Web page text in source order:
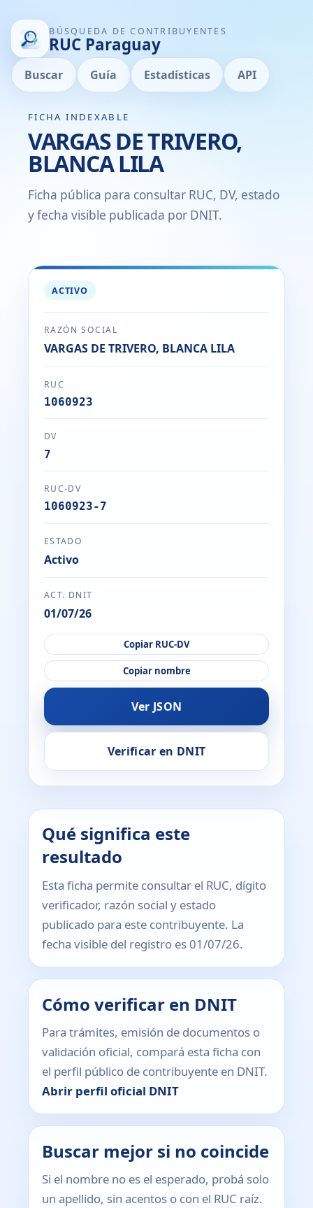
BÚSQUEDA DE CONTRIBUYENTES
RUC Paraguay
Buscar Guía Estadísticas API
FICHA INDEXABLE
VARGAS DE TRIVERO,
BLANCA LILA
Ficha pública para consultar RUC, DV, estado
y fecha visible publicada por DNIT.
ACTIVO
RAZÓN SOCIAL
VARGAS DE TRIVERO, BLANCA LILA
RUC
1060923
DV
7
RUC-DV
1060923-7
ESTADO
Activo
ACT. DNIT
01/07/26
Copiar RUC-DV
Copiar nombre
Ver JSON
Verificar en DNIT
Qué significa este
resultado
Esta ficha permite consultar el RUC, dígito
verificador, razón social y estado
publicado para este contribuyente. La
fecha visible del registro es 01/07/26.
Cómo verificar en DNIT
Para trámites, emisión de documentos o
validación oficial, compará esta ficha con
el perfil público de contribuyente en DNIT.
Abrir perfil oficial DNIT
Buscar mejor si no coincide
Si el nombre no es el esperado, probá solo
un apellido, sin acentos o con el RUC raíz.